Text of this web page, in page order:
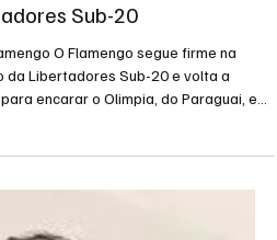
decisiva e Flamengo
Sub-20
O Flamengo segue firme na
16h (de Brasília), no estádio Banco
anos foi decisivo na classificação